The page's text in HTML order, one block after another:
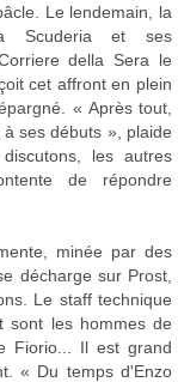
Le lendemain, la
Scuderia et ses
della Sera le
cet affront en plein
« Après tout,
ses débuts », plaide
les autres
de répondre
minée par des
décharge sur Prost,
Le staff technique
sont les hommes de
Fiorio... Il est grand
« Du temps d'Enzo